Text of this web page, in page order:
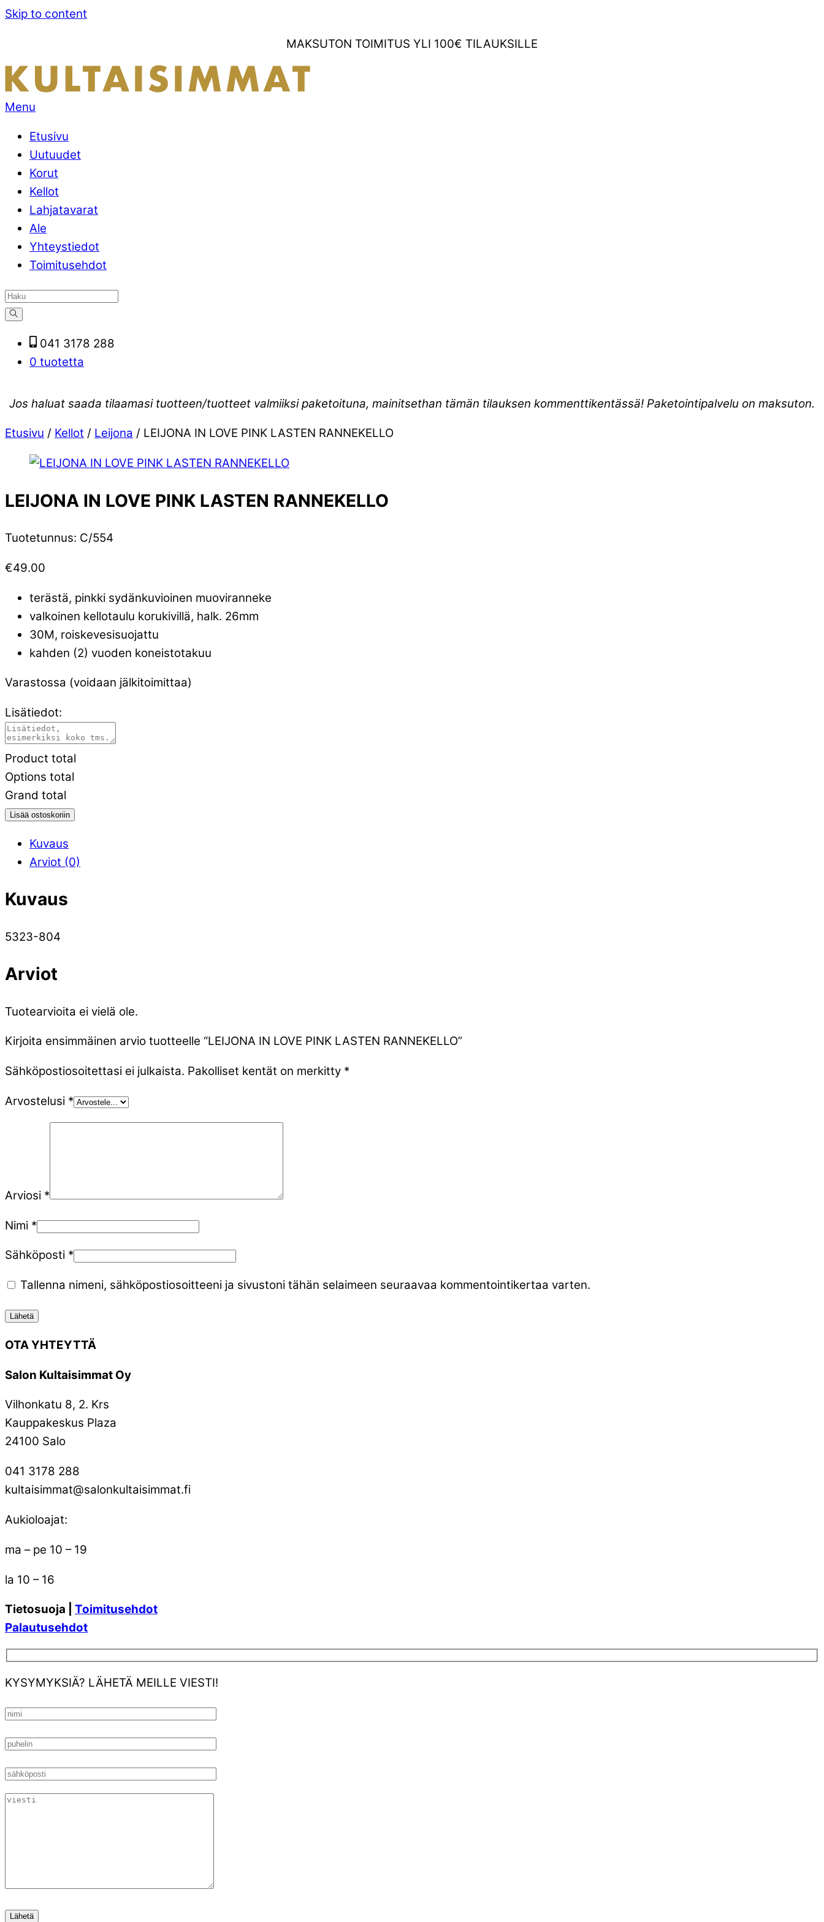
Skip to content
MAKSUTON TOIMITUS YLI 100€ TILAUKSILLE
Menu
Etusivu
Uutuudet
Korut
Kellot
Lahjatavarat
Ale
Yhteystiedot
Toimitusehdot
041 3178 288
0 tuotetta
Jos haluat saada tilaamasi tuotteen/tuotteet valmiiksi paketoituna, mainitsethan tämän tilauksen kommenttikentässä! Paketointipalvelu on maksuton.
Etusivu / Kellot / Leijona / LEIJONA IN LOVE PINK LASTEN RANNEKELLO
LEIJONA IN LOVE PINK LASTEN RANNEKELLO
Tuotetunnus: C/554
€49.00
terästä, pinkki sydänkuvioinen muoviranneke
valkoinen kellotaulu korukivillä, halk. 26mm
30M, roiskevesisuojattu
kahden (2) vuoden koneistotakuu
Varastossa (voidaan jälkitoimittaa)
Lisätiedot:
Product total
Options total
Grand total
Lisää ostoskoriin
Kuvaus
Arviot (0)
Kuvaus
5323-804
Arviot
Tuotearvioita ei vielä ole.
Kirjoita ensimmäinen arvio tuotteelle “LEIJONA IN LOVE PINK LASTEN RANNEKELLO”
Sähköpostiosoitettasi ei julkaista. Pakolliset kentät on merkitty *
Arvostelusi *
Arviosi *
Nimi *
Sähköposti *
Tallenna nimeni, sähköpostiosoitteeni ja sivustoni tähän selaimeen seuraavaa kommentointikertaa varten.
OTA YHTEYTTÄ
Salon Kultaisimmat Oy
Vilhonkatu 8, 2. Krs
Kauppakeskus Plaza
24100 Salo
041 3178 288
kultaisimmat@salonkultaisimmat.fi
Aukioloajat:
ma – pe 10 – 19
la 10 – 16
Tietosuoja | Toimitusehdot
Palautusehdot
KYSYMYKSIÄ? LÄHETÄ MEILLE VIESTI!